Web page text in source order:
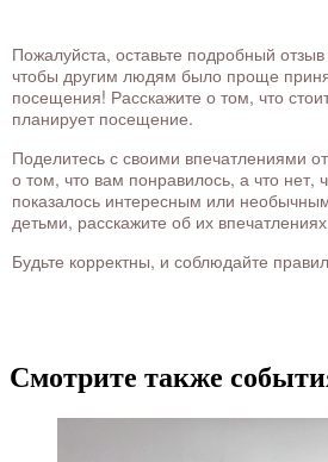
Пожалуйста, оставьте подробный
чтобы другим людям было проще
посещения! Расскажите о том, что
планирует посещение.
Поделитесь с своими впечатлениями
о том, что вам понравилось, а что нет,
показалось интересным или
детьми, расскажите об их
Будьте корректны, и соблюдайте
Смотрите также